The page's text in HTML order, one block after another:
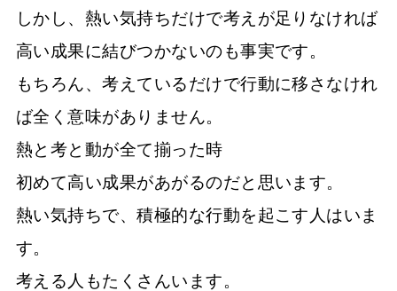
しかし、熱い気持ちだけで考えが足りなければ
高い成果に結びつかないのも事実です。
もちろん、考えているだけで行動に移さなけれ
ば全く意味がありません。
熱と考と動が全て揃った時
初めて高い成果があがるのだと思います。
熱い気持ちで、積極的な行動を起こす人はいま
す。
考える人もたくさんいます。